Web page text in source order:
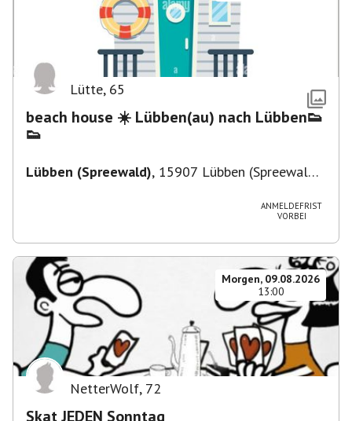
Lütte, 65
beach house ☀️ Lübben(au) nach Lübben👟
👟
Lübben (Spreewald), 15907 Lübben (Spreewald),
ANMELDEFRIST
VORBEI
Morgen, 09.08.2026
13:00
NetterWolf, 72
Skat JEDEN Sonntag